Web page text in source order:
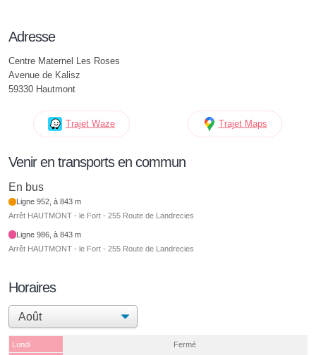
Adresse
Centre Maternel Les Roses
Avenue de Kalisz
59330 Hautmont
Trajet Waze Trajet Maps
Venir en transports en commun
En bus
Ligne 952, à 843 m
Arrêt HAUTMONT - le Fort - 255 Route de Landrecies
Ligne 986, à 843 m
Arrêt HAUTMONT - le Fort - 255 Route de Landrecies
Horaires
Lundi
Fermé